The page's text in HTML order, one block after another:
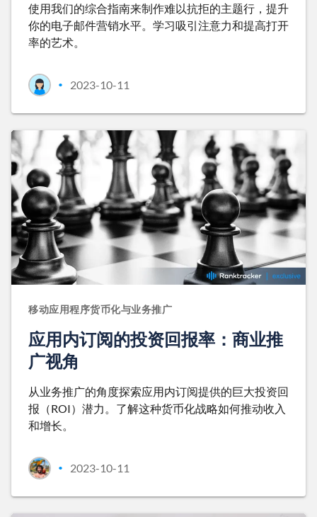
使用我们的综合指南来制作难以抗拒的主题行，提升
你的电子邮件营销水平。学习吸引注意力和提高打开
率的艺术。
• 2023-10-11
移动应用程序货币化与业务推广
应用内订阅的投资回报率：商业推
广视角
从业务推广的角度探索应用内订阅提供的巨大投资回
报（ROI）潜力。了解这种货币化战略如何推动收入
和增长。
• 2023-10-11